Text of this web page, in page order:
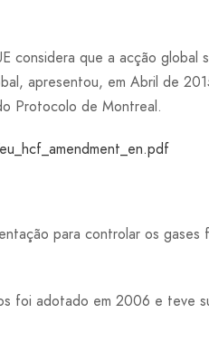
considera que a acção global
apresentou, em Abril de
Protocolo de Montreal.
para controlar os
foi adotado em 2006 e teve